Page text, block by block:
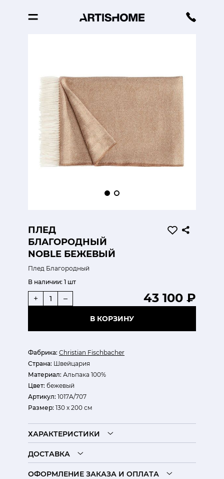
ПЛЕД
БЛАГОРОДНЫЙ
NOBLE БЕЖЕВЫЙ
Плед Благородный
Фабрика: Christian Fischbacher
Страна: Швейцария
Материал: Альпака 100%
Цвет: бежевый
Артикул: 1017A/707
Размер: 130 х 200 см
В наличии: 1 шт
43 100 ₽
+ –
В КОРЗИНУ
ХАРАКТЕРИСТИКИ
ДОСТАВКА
ОФОРМЛЕНИЕ ЗАКАЗА И ОПЛАТА